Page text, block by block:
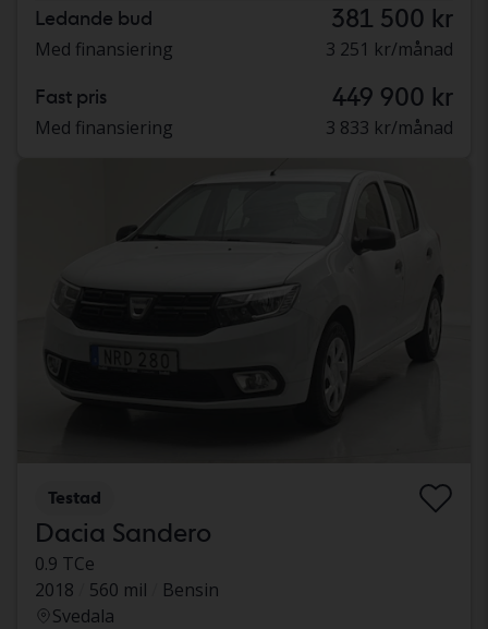
Ledande bud 381 500 kr
Med finansiering 3 251 kr/månad
Fast pris 449 900 kr
Med finansiering 3 833 kr/månad
Testad
Dacia Sandero
0.9 TCe
2018
560 mil
Bensin
Svedala